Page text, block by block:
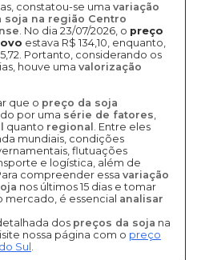
constatou-se uma variação
soja na região Centro
. No dia 23/07/2026, o preço
estava R$ 134,10, enquanto,
Portanto, considerando os
houve uma valorização
que o preço da soja
por uma série de fatores,
quanto regional . Entre eles
mundiais, condições
flutuações
e logística, além de
compreender essa variação
nos últimos 15 dias e tomar
mercado, é essencial analisar
dos preços da soja na
nossa página com o preço
Sul .